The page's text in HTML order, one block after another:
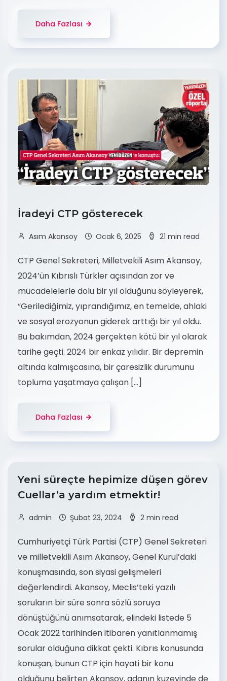
Daha Fazlası
İradeyi CTP gösterecek
Asım Akansoy Ocak 6, 2025 21 min read
CTP Genel Sekreteri, Milletvekili Asım Akansoy,
2024’ün Kıbrıslı Türkler açısından zor ve
mücadelelerle dolu bir yıl olduğunu söyleyerek,
“Gerilediğimiz, yıprandığımız, en temelde, ahlaki
ve sosyal erozyonun giderek arttığı bir yıl oldu.
Bu bakımdan, 2024 gerçekten kötü bir yıl olarak
tarihe geçti. 2024 bir enkaz yılıdır. Bir depremin
altında kalmışcasına, bir çaresizlik durumunu
topluma yaşatmaya çalışan […]
Daha Fazlası
Yeni süreçte hepimize düşen görev
Cuellar’a yardım etmektir!
admin Şubat 23, 2024 2 min read
Cumhuriyetçi Türk Partisi (CTP) Genel Sekreteri
ve milletvekili Asım Akansoy, Genel Kurul’daki
konuşmasında, son siyasi gelişmeleri
değerlendirdi. Akansoy, Meclis’teki yazılı
soruların bir süre sonra sözlü soruya
dönüştüğünü anımsatarak, elindeki listede 5
Ocak 2022 tarihinden itibaren yanıtlanmamış
sorular olduğuna dikkat çekti. Kıbrıs konusunda
konuşan, bunun CTP için hayati bir konu
olduğunu belirten Akansoy, adanın kuzeyinde de